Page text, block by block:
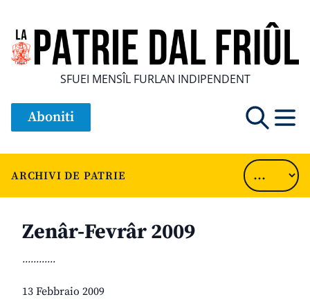
SFUEI MENSÎL FURLAN INDIPENDENT
Aboniti
ARCHIVI DE PATRIE
Zenâr-Fevrâr 2009
............
13 Febbraio 2009